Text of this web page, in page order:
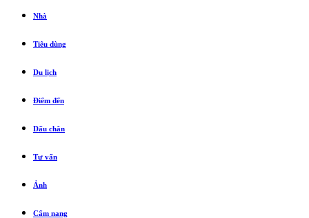
Nhà
Tiêu dùng
Du lịch
Điểm đến
Dấu chân
Tư vấn
Ảnh
Cẩm nang